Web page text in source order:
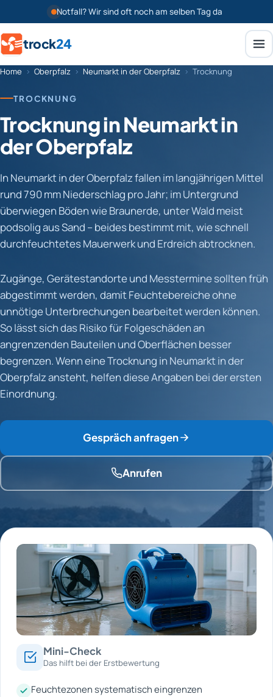
Notfall? Wir sind oft noch am selben Tag da
trock24
Home › Oberpfalz › Neumarkt in der Oberpfalz › Trocknung
TROCKNUNG
Trocknung in Neumarkt in
der Oberpfalz
In Neumarkt in der Oberpfalz fallen im langjährigen Mittel
rund 790 mm Niederschlag pro Jahr; im Untergrund
überwiegen Böden wie Braunerde, unter Wald meist
podsolig aus Sand – beides bestimmt mit, wie schnell
durchfeuchtetes Mauerwerk und Erdreich abtrocknen.
Zugänge, Gerätestandorte und Messtermine sollten früh
abgestimmt werden, damit Feuchtebereiche ohne
unnötige Unterbrechungen bearbeitet werden können.
So lässt sich das Risiko für Folgeschäden an
angrenzenden Bauteilen und Oberflächen besser
begrenzen. Wenn eine Trocknung in Neumarkt in der
Oberpfalz ansteht, helfen diese Angaben bei der ersten
Einordnung.
Gespräch anfragen
Anrufen
Mini-Check
Das hilft bei der Erstbewertung
Feuchtezonen systematisch eingrenzen